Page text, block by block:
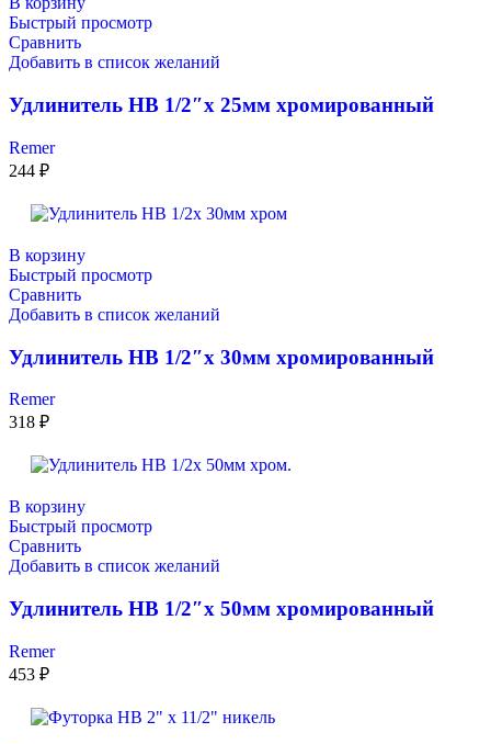
Быстрый просмотр
Сравнить
Добавить в список желаний
Удлинитель НВ 1/2″x 25мм хромированный
Remer
244 ₽
В корзину
Быстрый просмотр
Сравнить
Добавить в список желаний
Удлинитель НВ 1/2″x 30мм хромированный
Remer
318 ₽
В корзину
Быстрый просмотр
Сравнить
Добавить в список желаний
Удлинитель НВ 1/2″x 50мм хромированный
Remer
453 ₽